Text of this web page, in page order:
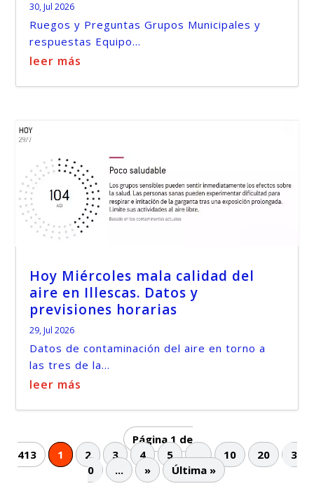
30, Jul 2026
Ruegos y Preguntas Grupos Municipales y
respuestas Equipo...
leer más
Hoy Miércoles mala calidad del
aire en Illescas. Datos y
previsiones horarias
29, Jul 2026
Datos de contaminación del aire en torno a
las tres de la...
leer más
Página 1 de
413
1 2 3 4 5 ... 10 20
3
0
... » Última »